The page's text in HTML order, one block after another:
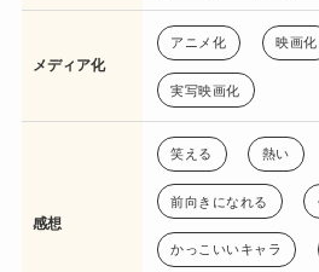
メディア化
アニメ化 映画化
実写映画化
感想
笑える 熱い
前向きになれる
かっこいいキャラ